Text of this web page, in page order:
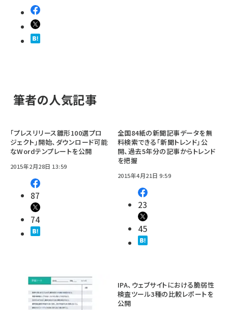
筆者の人気記事
「プレスリリース雛形100選プロ
ジェクト」開始、ダウンロード可能
なWordテンプレートを公開
2015年2月28日 13:59
87
74
全国84紙の新聞記事データを無
料検索できる「新聞トレンド」公
開、過去5年分の記事からトレンド
を把握
2015年4月21日 9:59
23
45
IPA、ウェブサイトにおける脆弱性
検査ツール3種の比較レポートを
公開